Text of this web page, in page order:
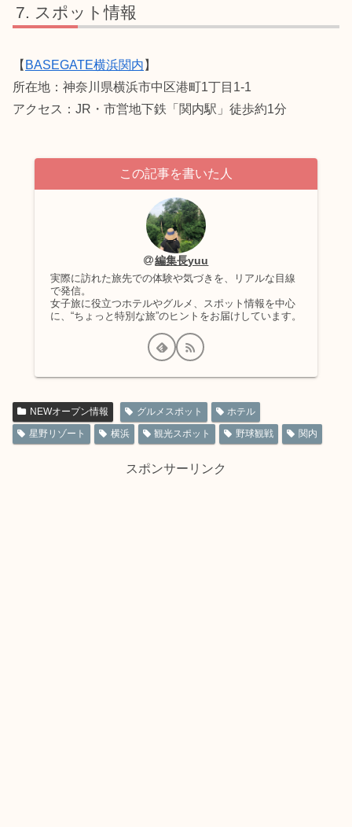
スポット情報
【 BASEGATE横浜関内 】
所在地：神奈川県横浜市中区港町1丁目1-1
アクセス：JR・市営地下鉄「関内駅」徒歩約1分
この記事を書いた人
編集長yuu
実際に訪れた旅先での体験や気づきを、リアルな目線
で発信。
女子旅に役立つホテルやグルメ、スポット情報を中心
に、“ちょっと特別な旅”のヒントをお届けしています。
NEWオープン情報 グルメスポット
ホテル
星野リゾート
横浜 観光スポット 野球観戦 関内
スポンサーリンク